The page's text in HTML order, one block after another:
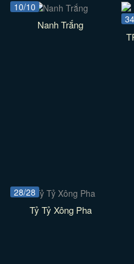
10/10
Nanh Trắng
28/28
Tỷ Tỷ Xông Pha